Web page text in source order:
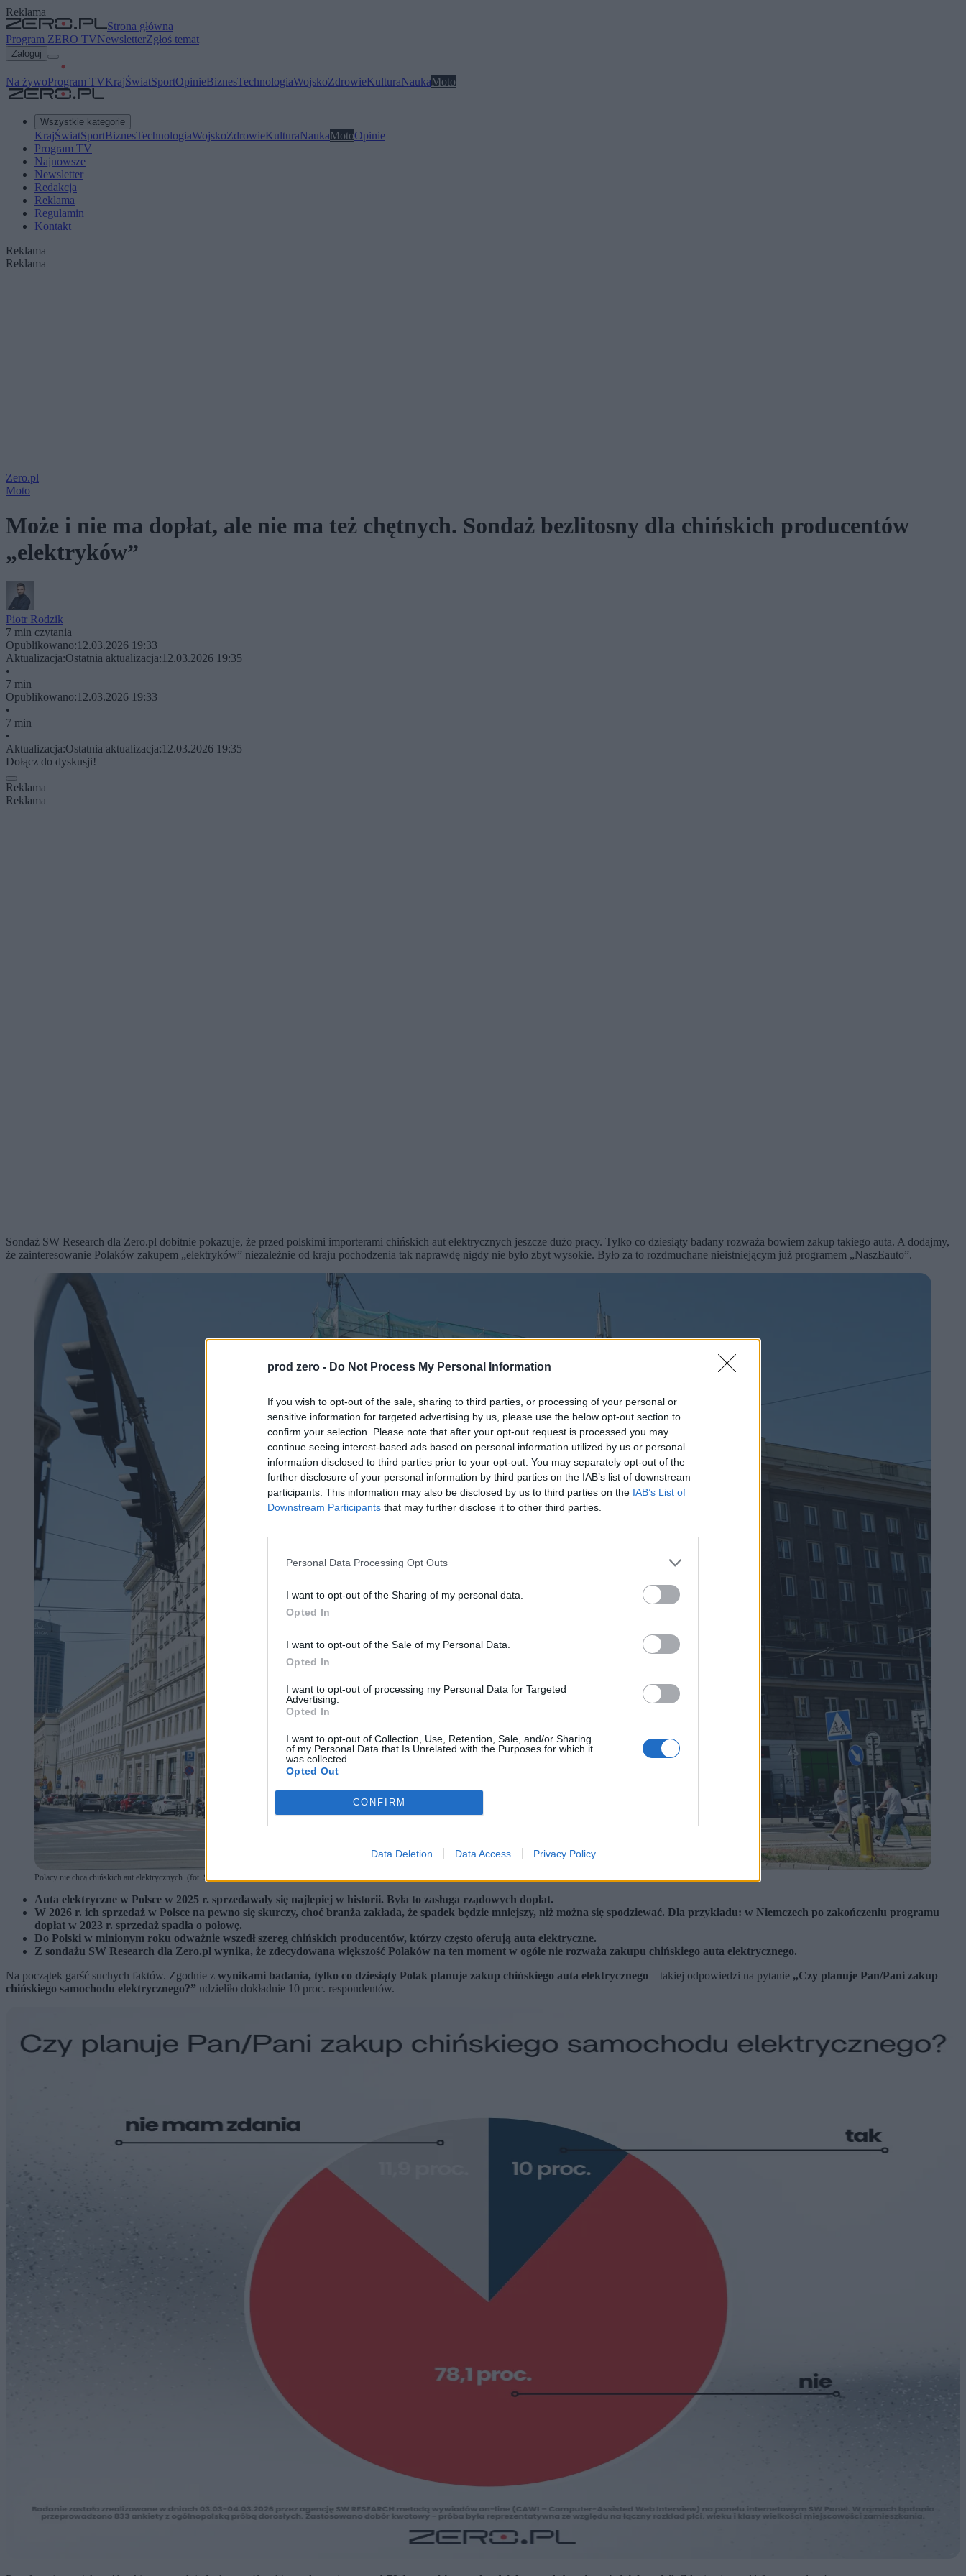
prod zero - Do Not Process My Personal Information
If you wish to opt-out of the sale, sharing to third parties, or processing of your personal or
sensitive information for targeted advertising by us, please use the below opt-out section to
confirm your selection. Please note that after your opt-out request is processed you may
continue seeing interest-based ads based on personal information utilized by us or personal
information disclosed to third parties prior to your opt-out. You may separately opt-out of the
further disclosure of your personal information by third parties on the IAB’s list of downstream
participants. This information may also be disclosed by us to third parties on the IAB’s List of
Downstream Participants that may further disclose it to other third parties.
Personal Data Processing Opt Outs
I want to opt-out of the Sharing of my personal data.
Opted In
I want to opt-out of the Sale of my Personal Data.
Opted In
I want to opt-out of processing my Personal Data for Targeted
Advertising.
Opted In
I want to opt-out of Collection, Use, Retention, Sale, and/or Sharing
of my Personal Data that Is Unrelated with the Purposes for which it
was collected.
Opted Out
CONFIRM
Data Deletion Data Access Privacy Policy
Reklama
Strona główna
Program ZERO TVNewsletterZgłoś temat
Zaloguj
Na żywoProgram TVKrajŚwiatSportOpinieBiznesTechnologiaWojskoZdrowieKulturaNaukaMoto
Wszystkie kategorie
KrajŚwiatSportBiznesTechnologiaWojskoZdrowieKulturaNaukaMotoOpinie
Program TV
Najnowsze
Newsletter
Redakcja
Reklama
Regulamin
Kontakt
Reklama
Reklama
Zero.pl
Moto
Może i nie ma dopłat, ale nie ma też chętnych. Sondaż bezlitosny dla chińskich producentów
„elektryków”
Piotr Rodzik
7 min czytania
Opublikowano:12.03.2026 19:33
Aktualizacja:Ostatnia aktualizacja:12.03.2026 19:35
•
7 min
Opublikowano:12.03.2026 19:33
•
7 min
•
Aktualizacja:Ostatnia aktualizacja:12.03.2026 19:35
Dołącz do dyskusji!
Reklama
Reklama
Sondaż SW Research dla Zero.pl dobitnie pokazuje, że przed polskimi importerami chińskich aut elektrycznych jeszcze dużo pracy. Tylko co dziesiąty badany rozważa bowiem zakup takiego auta. A dodajmy,
że zainteresowanie Polaków zakupem „elektryków” niezależnie od kraju pochodzenia tak naprawdę nigdy nie było zbyt wysokie. Było za to rozdmuchane nieistniejącym już programem „NaszEauto”.
Polacy nie chcą chińskich aut elektrycznych. (fot. Shutterstock / Shutterstock)
Auta elektryczne w Polsce w 2025 r. sprzedawały się najlepiej w historii. Była to zasługa rządowych dopłat.
W 2026 r. ich sprzedaż w Polsce na pewno się skurczy, choć branża zakłada, że spadek będzie mniejszy, niż można się spodziewać. Dla przykładu: w Niemczech po zakończeniu programu
dopłat w 2023 r. sprzedaż spadła o połowę.
Do Polski w minionym roku odważnie wszedł szereg chińskich producentów, którzy często oferują auta elektryczne.
Z sondażu SW Research dla Zero.pl wynika, że zdecydowana większość Polaków na ten moment w ogóle nie rozważa zakupu chińskiego auta elektrycznego.
Na początek garść suchych faktów. Zgodnie z wynikami badania, tylko co dziesiąty Polak planuje zakup chińskiego auta elektrycznego – takiej odpowiedzi na pytanie „Czy planuje Pan/Pani zakup
chińskiego samochodu elektrycznego?” udzieliło dokładnie 10 proc. respondentów.